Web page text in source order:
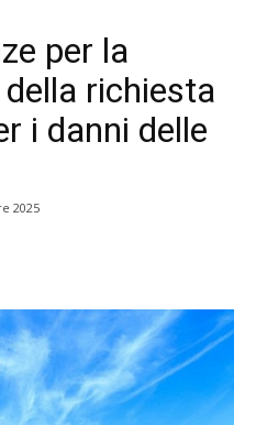
per la
richiesta
i danni delle
2025